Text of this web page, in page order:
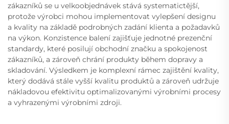
zákazníků se u velkoobjednávek stává systematictější,
protože výrobci mohou implementovat vylepšení designu
a kvality na základě podrobných zadání klienta a požadavků
na výkon. Konzistence balení zajišťuje jednotné prezenční
standardy, které posilují obchodní značku a spokojenost
zákazníků, a zároveň chrání produkty během dopravy a
skladování. Výsledkem je komplexní rámec zajištění kvality,
který dodává stále vyšší kvalitu produktů a zároveň udržuje
nákladovou efektivitu optimalizovanými výrobními procesy
a vyhrazenými výrobními zdroji.